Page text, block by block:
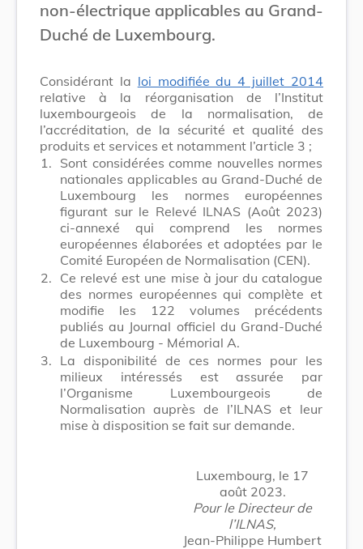
non-électrique applicables au Grand-
Duché de Luxembourg.
Considérant la loi modifiée du 4 juillet 2014
relative à la réorganisation de l’Institut
luxembourgeois de la normalisation, de
l’accréditation, de la sécurité et qualité des
produits et services et notamment l’article 3 ;
1. Sont considérées comme nouvelles normes
nationales applicables au Grand-Duché de
Luxembourg les normes européennes
figurant sur le Relevé ILNAS (Août 2023)
ci-annexé qui comprend les normes
européennes élaborées et adoptées par le
Comité Européen de Normalisation (CEN).
2. Ce relevé est une mise à jour du catalogue
des normes européennes qui complète et
modifie les 122 volumes précédents
publiés au Journal officiel du Grand-Duché
de Luxembourg - Mémorial A.
3. La disponibilité de ces normes pour les
milieux intéressés est assurée par
l’Organisme Luxembourgeois de
Normalisation auprès de l’ILNAS et leur
mise à disposition se fait sur demande.
Luxembourg, le 17
août 2023.
Pour le Directeur de
l’ILNAS,
Jean-Philippe Humbert